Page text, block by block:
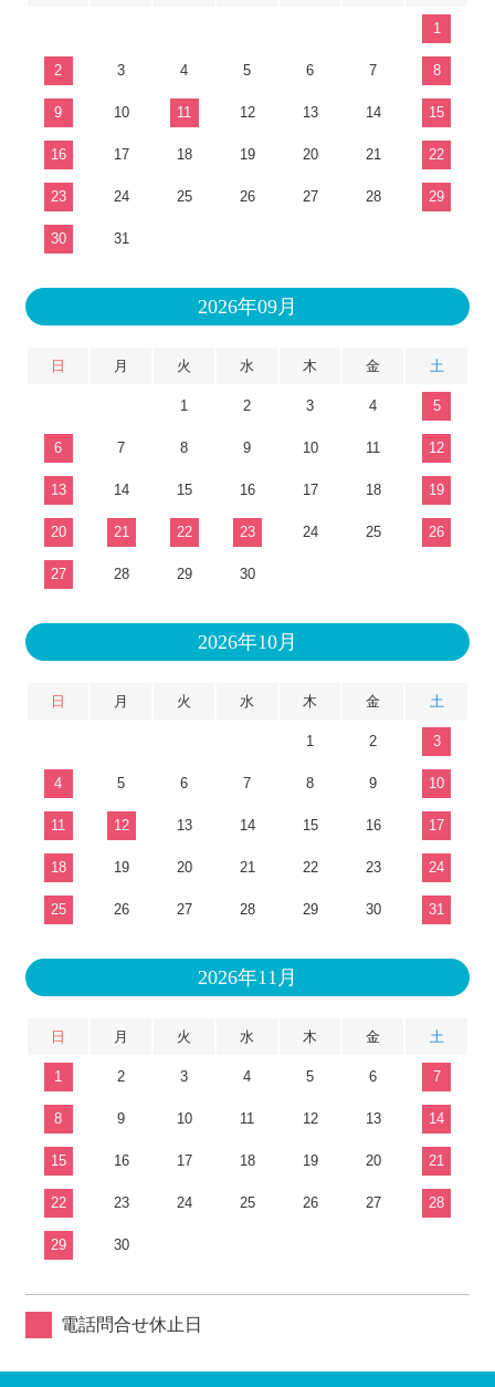
1
2 3 4 5 6 7 8
9 10 11 12 13 14 15
16 17 18 19 20 21 22
23 24 25 26 27 28 29
30 31
2026年09月
日 月 火 水 木 金 土
1 2 3 4 5
6 7 8 9 10 11 12
13 14 15 16 17 18 19
20 21 22 23 24 25 26
27 28 29 30
2026年10月
日 月 火 水 木 金 土
1 2 3
4 5 6 7 8 9 10
11 12 13 14 15 16 17
18 19 20 21 22 23 24
25 26 27 28 29 30 31
2026年11月
日 月 火 水 木 金 土
1 2 3 4 5 6 7
8 9 10 11 12 13 14
15 16 17 18 19 20 21
22 23 24 25 26 27 28
29 30
電話問合せ休止日